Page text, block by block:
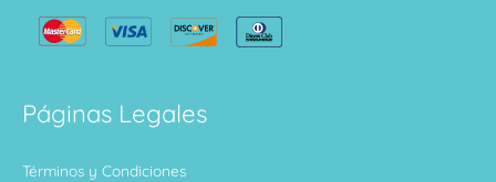
Páginas Legales
Términos y Condiciones